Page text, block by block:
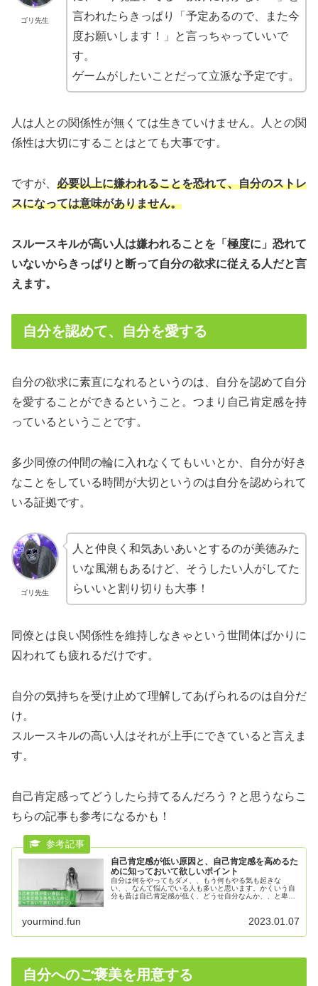
ゴリ先生
言われたらきっぱり「予定あるので、また今
度お願いします！」と言っちゃっていいで
す。
ゲームがしたいことだって立派な予定です。
人は人との関係性が無くては生きていけません。人との関
係性は大切にすることはとても大事です。
ですが、 必要以上に嫌われることを恐れて、自分のストレ
スになっては意味がありません。
スルースキルが高い人は嫌われることを「極度に」恐れて
いないからきっぱりと断って自分の欲求に従える人だと言
えます。
自分を認めて、自分を愛する
自分の欲求に素直になれるというのは、自分を認めて自分
を愛することができるということ。つまり自己肯定感を持
っているということです。
多少同僚の仲間の輪に入れなくてもいいとか、自分が好き
なことをしている時間が大切というのは自分を認められて
いる証拠です。
ゴリ先生
人と仲良く和気あいあいとするのが美徳みた
いな風潮もあるけど、そうしたい人がしてた
らいいと割り切りも大事！
同僚とは良い関係性を維持しなきゃという世間体ばかりに
囚われても疲れるだけです。
自分の気持ちを受け止めて理解してあげられるのは自分だ
け。
スルースキルの高い人はそれが上手にできていると言えま
す。
自己肯定感ってどうしたら持てるんだろう？と思うならこ
ちらの記事も参考になるかも！
自己肯定感が低い原因と、自己肯定感を高めるた
めに知っておいて欲しいポイント
自分は何をやってもダメ、、もう何もやる気も起きな
い、、なんて悩んでいる人も多いと思います。かくいう自
分も昔は自己肯定感が低く、どうせ自分なんか、、と卑屈
yourmind.fun 2023.01.07
自分へのご褒美を用意する